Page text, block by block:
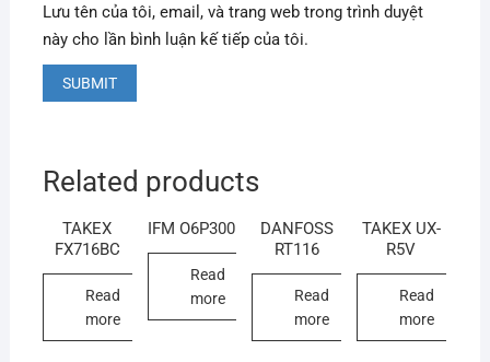
Lưu tên của tôi, email, và trang web trong trình duyệt
này cho lần bình luận kế tiếp của tôi.
Related products
TAKEX
FX716BC
Read
more
IFM O6P300
Read
more
DANFOSS
RT116
Read
more
TAKEX UX-
R5V
Read
more